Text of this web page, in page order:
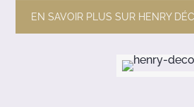
EN SAVOIR PLUS SUR HENRY